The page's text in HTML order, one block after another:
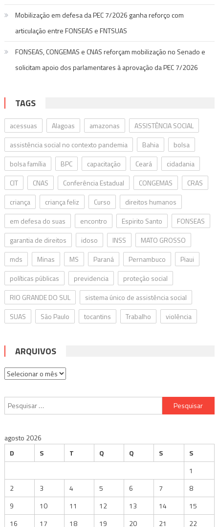
Mobilização em defesa da PEC 7/2026 ganha reforço com
articulação entre FONSEAS e FNTSUAS
FONSEAS, CONGEMAS e CNAS reforçam mobilização no Senado e
solicitam apoio dos parlamentares à aprovação da PEC 7/2026
TAGS
acessuas Alagoas amazonas
ASSISTÊNCIA SOCIAL
assistência social no contexto pandemia
Bahia
bolsa
bolsa família
BPC capacitação Ceará
cidadania
CIT
CNAS Conferência Estadual CONGEMAS
CRAS
criança
criança feliz Curso
direitos humanos
em defesa do suas
encontro Espirito Santo
FONSEAS
garantia de direitos
idoso INSS
MATO GROSSO
mds
Minas MS Paraná Pernambuco
Piaui
políticas públicas
previdencia
proteção social
RIO GRANDE DO SUL
sistema único de assistência social
SUAS
São Paulo tocantins Trabalho violência
ARQUIVOS
Arquivos
Pesquisar
por:
agosto 2026
D
S T Q Q S
S
1
2
3 4 5 6 7
8
9
10 11 12 13 14
15
16
17 18 19 20 21 22